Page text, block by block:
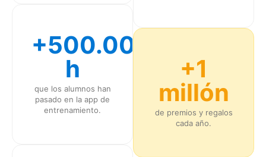
+500.000
h
que los alumnos han
pasado en la app de
entrenamiento.
+1
millón
de premios y regalos
cada año.